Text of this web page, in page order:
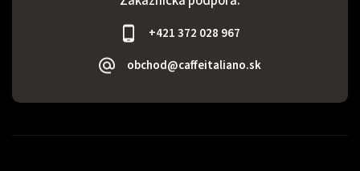
+421 372 028 967
obchod@caffeitaliano.sk